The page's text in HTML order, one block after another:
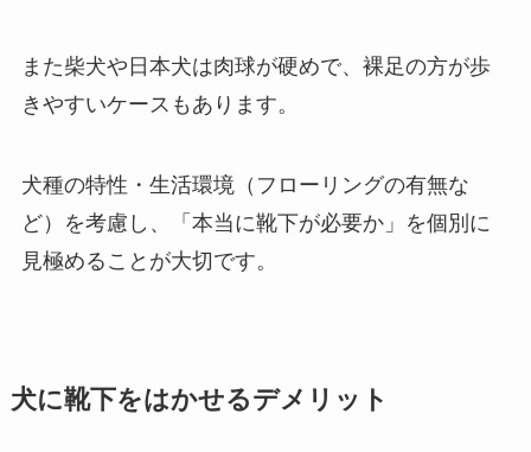
また柴犬や日本犬は肉球が硬めで、裸足の方が歩
きやすいケースもあります。
犬種の特性・生活環境（フローリングの有無な
ど）を考慮し、「本当に靴下が必要か」を個別に
見極めることが大切です。
犬に靴下をはかせるデメリット